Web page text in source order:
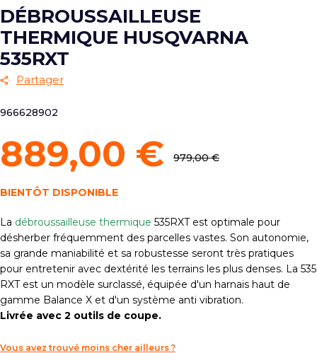
DÉBROUSSAILLEUSE
THERMIQUE HUSQVARNA
535RXT
Partager
966628902
889,00 € 979,00 €
BIENTÔT DISPONIBLE
La débroussailleuse thermique 535RXT est optimale pour
désherber fréquemment des parcelles vastes. Son autonomie,
sa grande maniabilité et sa robustesse seront très pratiques
pour entretenir avec dextérité les terrains les plus denses. La 535
RXT est un modèle surclassé, équipée d'un harnais haut de
gamme Balance X et d'un système anti vibration.
Livrée avec 2 outils de coupe.
Vous avez trouvé moins cher ailleurs ?